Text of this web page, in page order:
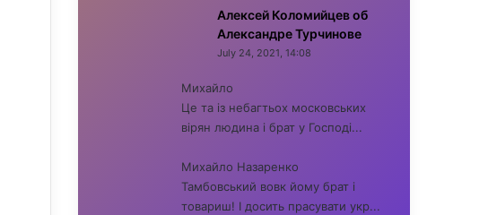
Алексей Коломийцев об
Александре Турчинове
July 24, 2021, 14:08
Михайло
Це та із небагтьох московських
вірян людина і брат у Господі...
Михайло Назаренко
Тамбовський вовк йому брат і
товариш! І досить прасувати укр...